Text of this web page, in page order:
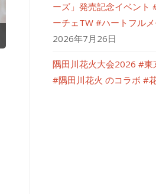
ーズ」発売記念イベント
ーチェTW #ハートフル
2026年7月26日
隅田川花火大会2026 #東
#隅田川花火 のコラボ #